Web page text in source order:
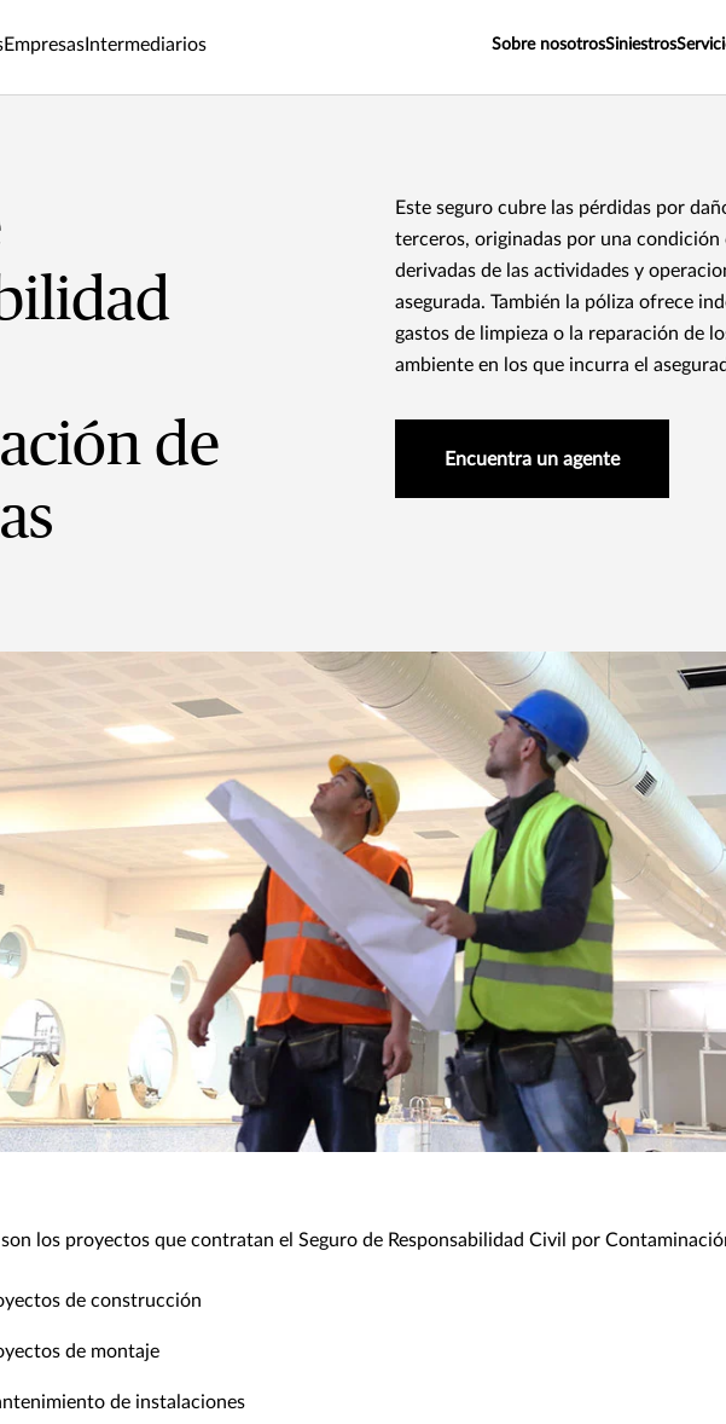
Empresas Intermediarios Sobre nosotrosSiniestros
de
Este seguro cubre las pérdidas por
terceros, originadas por una
derivadas de las actividades y
asegurada. También la póliza ofrece
gastos de limpieza o la reparación de
ambiente en los que incurra el
Encuentra un agente
son los proyectos que contratan el Seguro de Responsabilidad Civil por
de construcción
de montaje
de instalaciones